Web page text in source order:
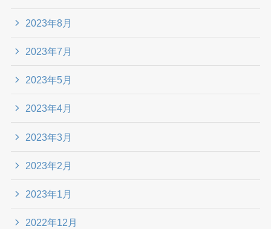
2023年8月
2023年7月
2023年5月
2023年4月
2023年3月
2023年2月
2023年1月
2022年12月